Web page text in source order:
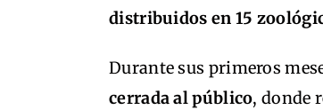
distribuidos en 15
Durante sus primeros
cerrada al público, donde